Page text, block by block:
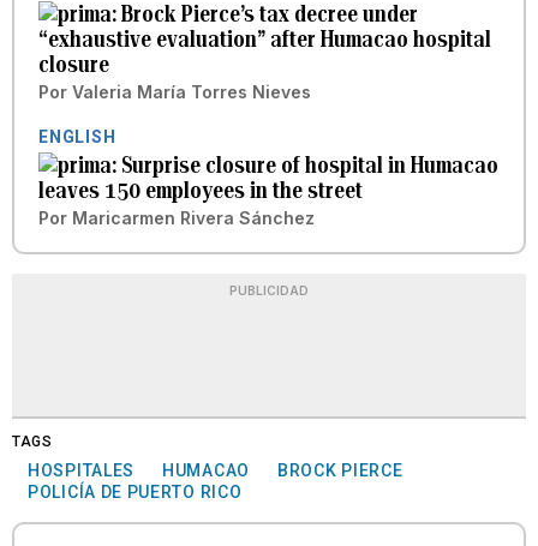
Brock Pierce’s tax decree under
“exhaustive evaluation” after Humacao hospital
closure
Por Valeria María Torres Nieves
ENGLISH
Surprise closure of hospital in Humacao
leaves 150 employees in the street
Por Maricarmen Rivera Sánchez
PUBLICIDAD
TAGS
HOSPITALES HUMACAO
BROCK PIERCE
POLICÍA DE PUERTO RICO